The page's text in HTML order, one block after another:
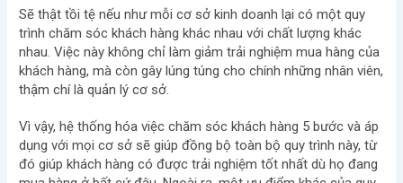
Sẽ thật tồi tệ nếu như mỗi cơ sở kinh doanh lại có một quy
trình chăm sóc khách hàng khác nhau với chất lượng khác
nhau. Việc này không chỉ làm giảm trải nghiệm mua hàng của
khách hàng, mà còn gây lúng túng cho chính những nhân viên,
thậm chí là quản lý cơ sở.
Vì vậy, hệ thống hóa việc chăm sóc khách hàng 5 bước và áp
dụng với mọi cơ sở sẽ giúp đồng bộ toàn bộ quy trình này, từ
đó giúp khách hàng có được trải nghiệm tốt nhất dù họ đang